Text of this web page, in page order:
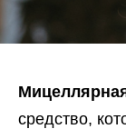
средство,